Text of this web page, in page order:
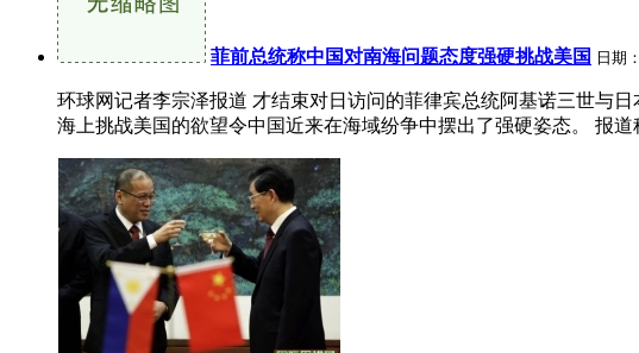
菲前总统称中国对南海问题态度强硬挑战美国 日期：
环球网记者李宗泽报道 才结束对日访问的菲律宾总统阿基诺三世与
海上挑战美国的欲望令中国近来在海域纷争中摆出了强硬姿态。 报道